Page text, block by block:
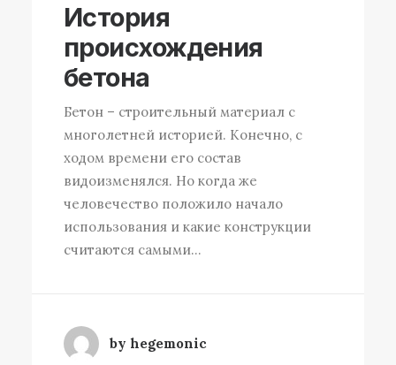
История
происхождения
бетона
Бетон – строительный материал с
многолетней историей. Конечно, с
ходом времени его состав
видоизменялся. Но когда же
человечество положило начало
использования и какие конструкции
считаются самыми…
by hegemonic